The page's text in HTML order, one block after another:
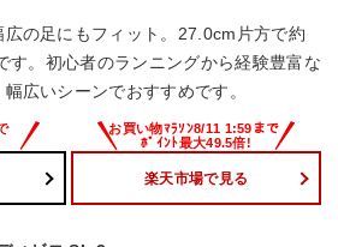
広の足にもフィット。27.0cm片方で約
す。初心者のランニングから経験豊富な
広いシーンでおすすめです。
楽天市場で見る